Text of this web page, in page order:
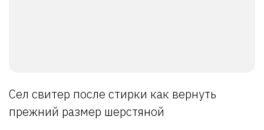
Сел свитер после стирки как вернуть
прежний размер шерстяной